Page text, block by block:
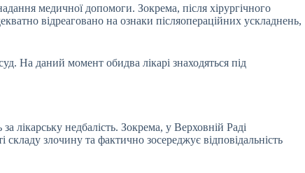
медичної допомоги. Зокрема, після хірургічного
відреаговано на ознаки післяопераційних ускладнень,
На даний момент обидва лікарі знаходяться під
лікарську недбалість. Зокрема, у Верховній Раді
злочину та фактично зосереджує відповідальність